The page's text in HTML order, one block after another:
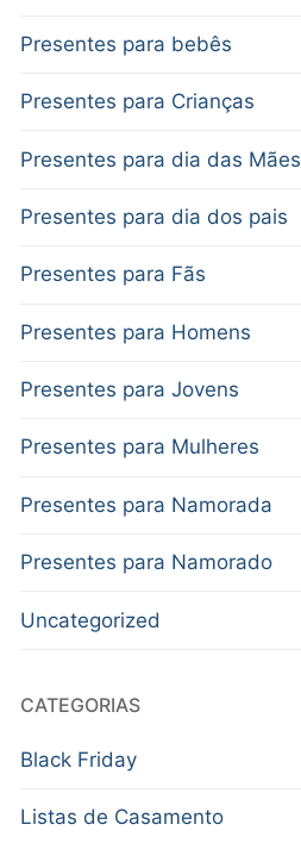
Presentes para bebês
Presentes para Crianças
Presentes para dia das Mães
Presentes para dia dos pais
Presentes para Fãs
Presentes para Homens
Presentes para Jovens
Presentes para Mulheres
Presentes para Namorada
Presentes para Namorado
Uncategorized
CATEGORIAS
Black Friday
Listas de Casamento